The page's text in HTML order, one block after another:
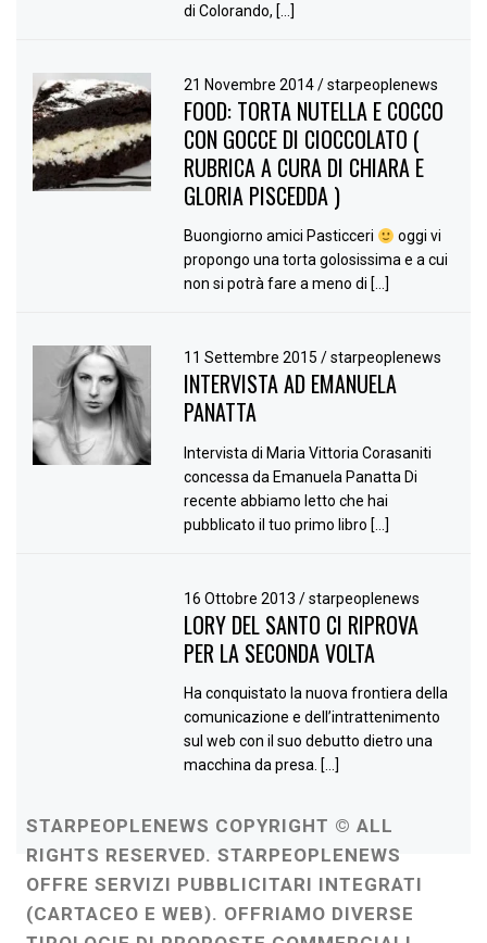
di Colorando, […]
21 Novembre 2014/ starpeoplenews
FOOD: TORTA NUTELLA E COCCO
CON GOCCE DI CIOCCOLATO (
RUBRICA A CURA DI CHIARA E
GLORIA PISCEDDA )
Buongiorno amici Pasticceri
oggi vi
propongo una torta golosissima e a cui
non si potrà fare a meno di […]
11 Settembre 2015/ starpeoplenews
INTERVISTA AD EMANUELA
PANATTA
Intervista di Maria Vittoria Corasaniti
concessa da Emanuela Panatta Di
recente abbiamo letto che hai
pubblicato il tuo primo libro […]
16 Ottobre 2013/ starpeoplenews
LORY DEL SANTO CI RIPROVA
PER LA SECONDA VOLTA
Ha conquistato la nuova frontiera della
comunicazione e dell’intrattenimento
sul web con il suo debutto dietro una
macchina da presa. […]
STARPEOPLENEWS COPYRIGHT © ALL
RIGHTS RESERVED. STARPEOPLENEWS
OFFRE SERVIZI PUBBLICITARI INTEGRATI
(CARTACEO E WEB). OFFRIAMO DIVERSE